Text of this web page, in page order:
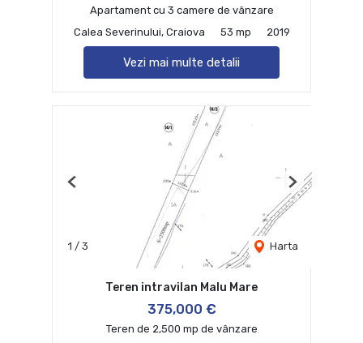
Apartament cu 3 camere de vânzare
Calea Severinului, Craiova
53 mp 2019
Vezi mai multe detalii
1 / 3 Harta
Previous Next
Teren intravilan Malu Mare
375,000 €
Teren de 2,500 mp de vânzare